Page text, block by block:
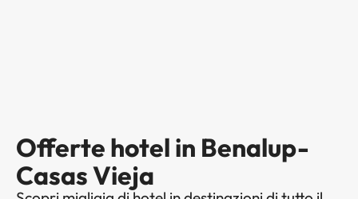
Offerte hotel in Benalup-
Casas Vieja